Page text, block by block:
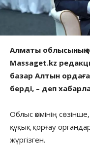
Алматы облысының
Massaget.kz
базар Алтын
берді, – деп
Облыс әкімінің
құқық қорғау
жүргізген.